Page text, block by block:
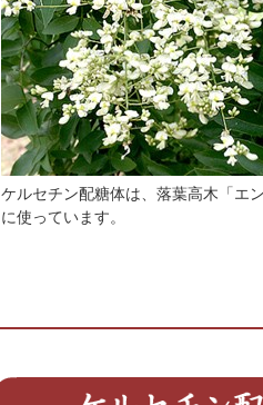
ケルセチン配糖体は、落葉高木「エ
に使っています。